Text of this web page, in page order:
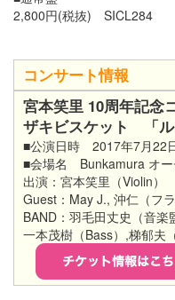
2,800円(税抜) SICL284
コンサート情報
宮本笑里 10周年記念
ザキビスケット 「ル
■公演日時 2017年7月
■会場名 Bunkamura オー
出演：宮本笑里（Violin）
Guest：May J., 沖仁（フ
BAND：羽毛田丈史（音
一本茂樹（Bass）,梯郁夫